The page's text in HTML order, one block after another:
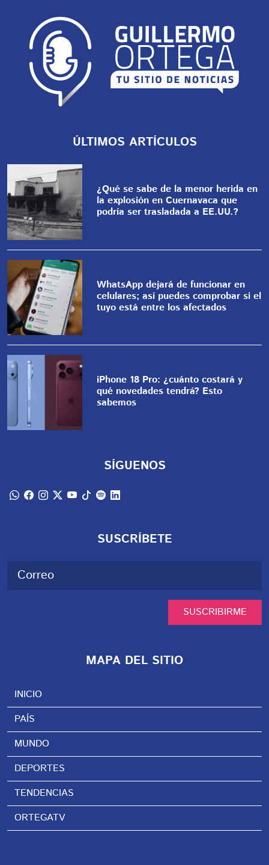
ÚLTIMOS ARTÍCULOS
¿Qué se sabe de la menor herida en
la explosión en Cuernavaca que
podría ser trasladada a EE.UU.?
WhatsApp dejará de funcionar en
celulares; así puedes comprobar si el
tuyo está entre los afectados
iPhone 18 Pro: ¿cuánto costará y
qué novedades tendrá? Esto
sabemos
SÍGUENOS
SUSCRÍBETE
SUSCRIBIRME
MAPA DEL SITIO
INICIO
PAÍS
MUNDO
DEPORTES
TENDENCIAS
ORTEGATV